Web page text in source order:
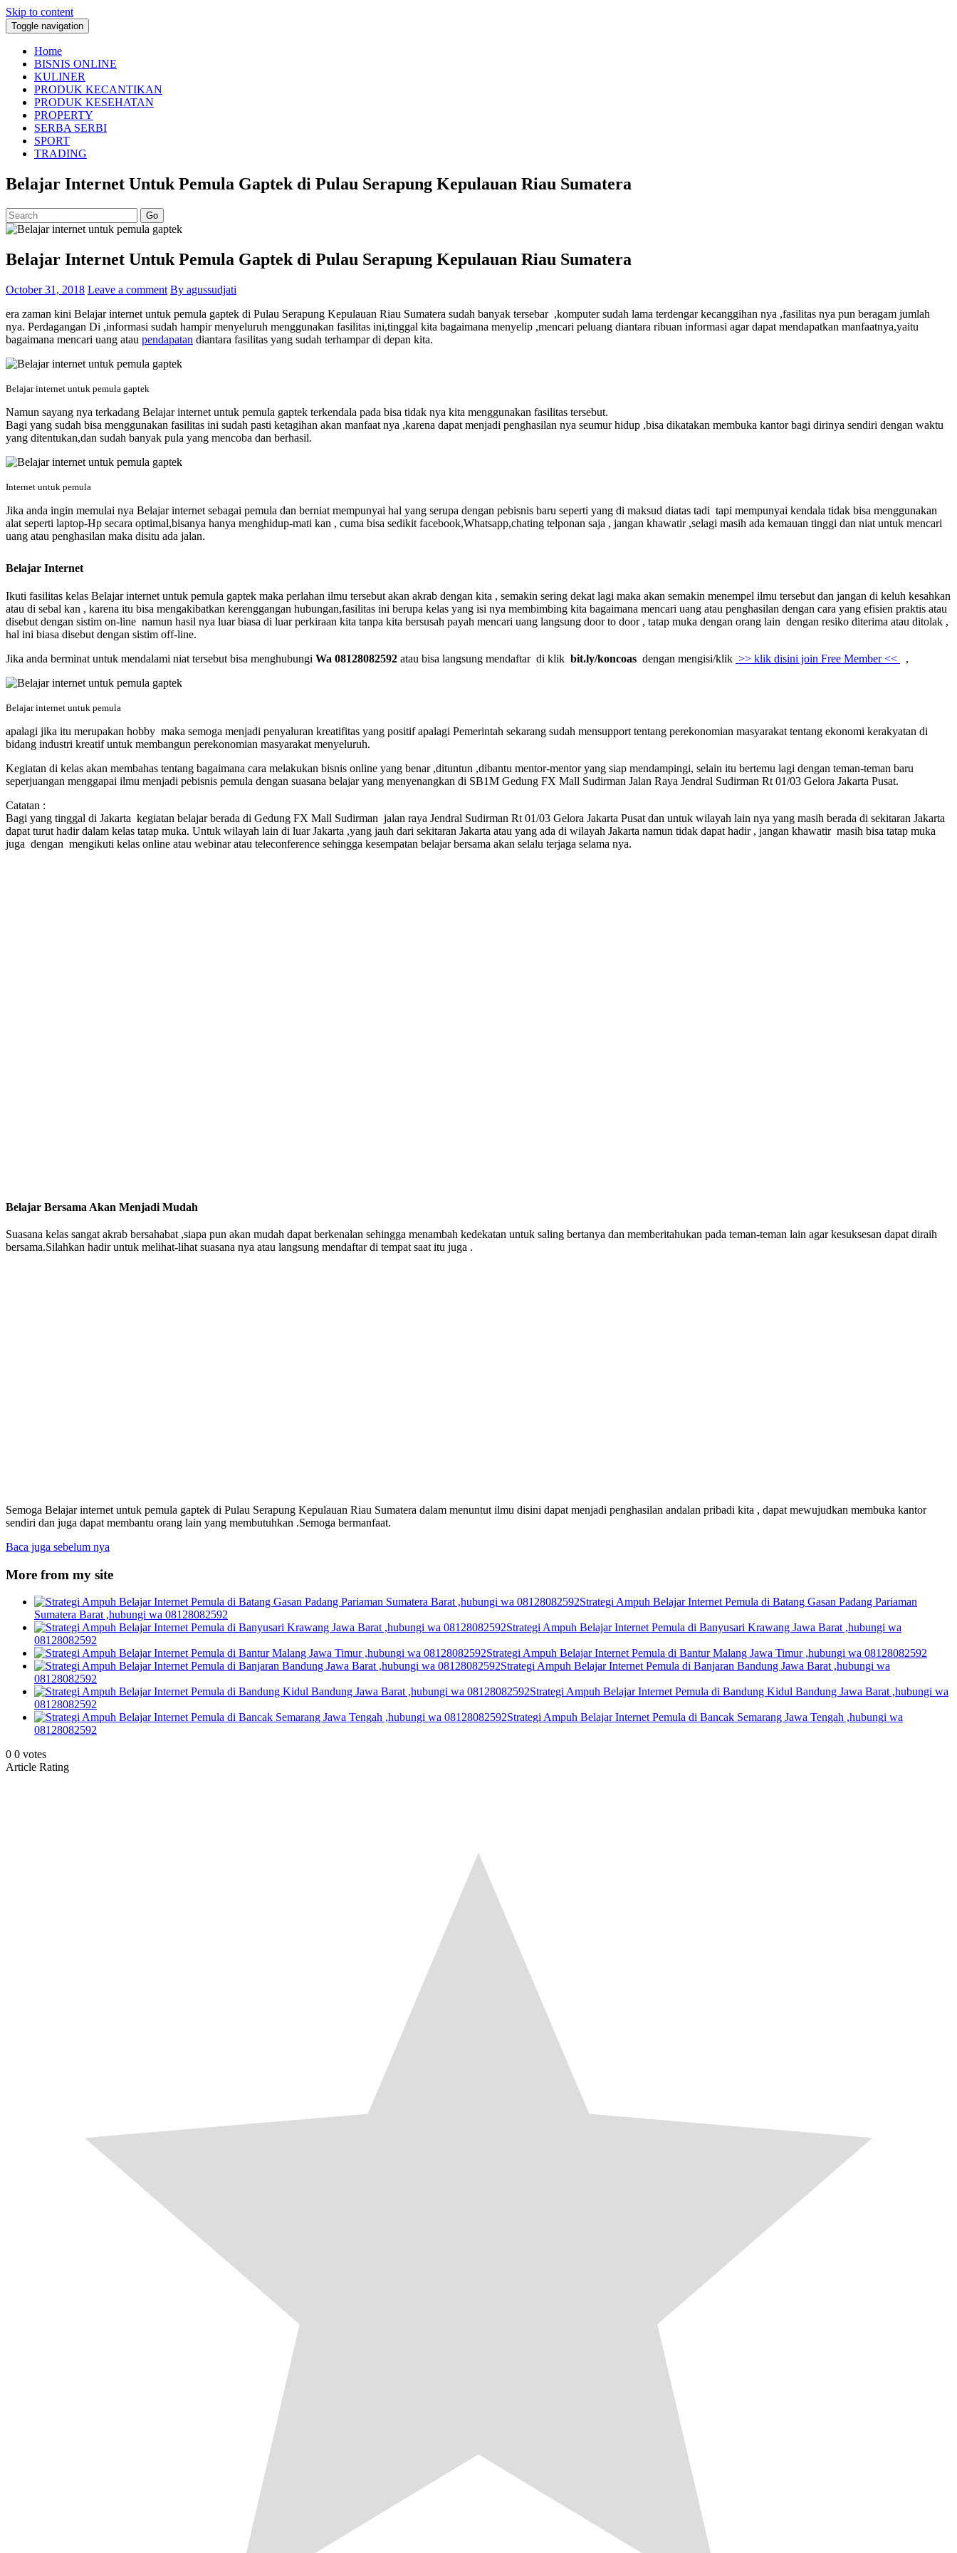
Skip to content
Toggle navigation
Home
BISNIS ONLINE
KULINER
PRODUK KECANTIKAN
PRODUK KESEHATAN
PROPERTY
SERBA SERBI
SPORT
TRADING
Belajar Internet Untuk Pemula Gaptek di Pulau Serapung Kepulauan Riau Sumatera
Go
Belajar Internet Untuk Pemula Gaptek di Pulau Serapung Kepulauan Riau Sumatera
October 31, 2018 Leave a comment By agussudjati
era zaman kini Belajar internet untuk pemula gaptek di Pulau Serapung Kepulauan Riau Sumatera sudah banyak tersebar ,komputer sudah lama terdengar kecanggihan nya ,fasilitas nya pun beragam jumlah
nya. Perdagangan Di ,informasi sudah hampir menyeluruh menggunakan fasilitas ini,tinggal kita bagaimana menyelip ,mencari peluang diantara ribuan informasi agar dapat mendapatkan manfaatnya,yaitu
bagaimana mencari uang atau pendapatan diantara fasilitas yang sudah terhampar di depan kita.
Belajar internet untuk pemula gaptek
Namun sayang nya terkadang Belajar internet untuk pemula gaptek terkendala pada bisa tidak nya kita menggunakan fasilitas tersebut.
Bagi yang sudah bisa menggunakan fasilitas ini sudah pasti ketagihan akan manfaat nya ,karena dapat menjadi penghasilan nya seumur hidup ,bisa dikatakan membuka kantor bagi dirinya sendiri dengan waktu
yang ditentukan,dan sudah banyak pula yang mencoba dan berhasil.
Internet untuk pemula
Jika anda ingin memulai nya Belajar internet sebagai pemula dan berniat mempunyai hal yang serupa dengan pebisnis baru seperti yang di maksud diatas tadi tapi mempunyai kendala tidak bisa menggunakan
alat seperti laptop-Hp secara optimal,bisanya hanya menghidup-mati kan , cuma bisa sedikit facebook,Whatsapp,chating telponan saja , jangan khawatir ,selagi masih ada kemauan tinggi dan niat untuk mencari
uang atau penghasilan maka disitu ada jalan.
Belajar Internet
Ikuti fasilitas kelas Belajar internet untuk pemula gaptek maka perlahan ilmu tersebut akan akrab dengan kita , semakin sering dekat lagi maka akan semakin menempel ilmu tersebut dan jangan di keluh kesahkan
atau di sebal kan , karena itu bisa mengakibatkan kerenggangan hubungan,fasilitas ini berupa kelas yang isi nya membimbing kita bagaimana mencari uang atau penghasilan dengan cara yang efisien praktis atau
disebut dengan sistim on-line namun hasil nya luar biasa di luar perkiraan kita tanpa kita bersusah payah mencari uang langsung door to door , tatap muka dengan orang lain dengan resiko diterima atau ditolak ,
hal ini biasa disebut dengan sistim off-line.
Jika anda berminat untuk mendalami niat tersebut bisa menghubungi Wa 08128082592 atau bisa langsung mendaftar di klik bit.ly/koncoas dengan mengisi/klik >> klik disini join Free Member << ,
Belajar internet untuk pemula
apalagi jika itu merupakan hobby maka semoga menjadi penyaluran kreatifitas yang positif apalagi Pemerintah sekarang sudah mensupport tentang perekonomian masyarakat tentang ekonomi kerakyatan di
bidang industri kreatif untuk membangun perekonomian masyarakat menyeluruh.
Kegiatan di kelas akan membahas tentang bagaimana cara melakukan bisnis online yang benar ,dituntun ,dibantu mentor-mentor yang siap mendampingi, selain itu bertemu lagi dengan teman-teman baru
seperjuangan menggapai ilmu menjadi pebisnis pemula dengan suasana belajar yang menyenangkan di SB1M Gedung FX Mall Sudirman Jalan Raya Jendral Sudirman Rt 01/03 Gelora Jakarta Pusat.
Catatan :
Bagi yang tinggal di Jakarta kegiatan belajar berada di Gedung FX Mall Sudirman jalan raya Jendral Sudirman Rt 01/03 Gelora Jakarta Pusat dan untuk wilayah lain nya yang masih berada di sekitaran Jakarta
dapat turut hadir dalam kelas tatap muka. Untuk wilayah lain di luar Jakarta ,yang jauh dari sekitaran Jakarta atau yang ada di wilayah Jakarta namun tidak dapat hadir , jangan khawatir masih bisa tatap muka
juga dengan mengikuti kelas online atau webinar atau teleconference sehingga kesempatan belajar bersama akan selalu terjaga selama nya.
Belajar Bersama Akan Menjadi Mudah
Suasana kelas sangat akrab bersahabat ,siapa pun akan mudah dapat berkenalan sehingga menambah kedekatan untuk saling bertanya dan memberitahukan pada teman-teman lain agar kesuksesan dapat diraih
bersama.Silahkan hadir untuk melihat-lihat suasana nya atau langsung mendaftar di tempat saat itu juga .
Semoga Belajar internet untuk pemula gaptek di Pulau Serapung Kepulauan Riau Sumatera dalam menuntut ilmu disini dapat menjadi penghasilan andalan pribadi kita , dapat mewujudkan membuka kantor
sendiri dan juga dapat membantu orang lain yang membutuhkan .Semoga bermanfaat.
Baca juga sebelum nya
More from my site
Strategi Ampuh Belajar Internet Pemula di Batang Gasan Padang Pariaman
Sumatera Barat ,hubungi wa 08128082592
Strategi Ampuh Belajar Internet Pemula di Banyusari Krawang Jawa Barat ,hubungi wa
08128082592
Strategi Ampuh Belajar Internet Pemula di Bantur Malang Jawa Timur ,hubungi wa 08128082592
Strategi Ampuh Belajar Internet Pemula di Banjaran Bandung Jawa Barat ,hubungi wa
08128082592
Strategi Ampuh Belajar Internet Pemula di Bandung Kidul Bandung Jawa Barat ,hubungi wa
08128082592
Strategi Ampuh Belajar Internet Pemula di Bancak Semarang Jawa Tengah ,hubungi wa
08128082592
0 0 votes
Article Rating